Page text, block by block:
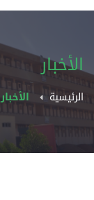
الأخبار
الرئيسية الأخبار